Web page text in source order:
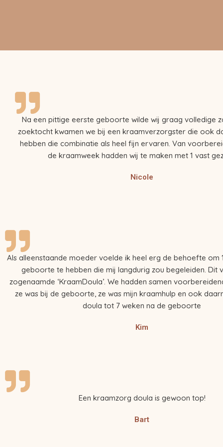
Na een pittige eerste geboorte wilde wij graag volledige
zoektocht kwamen we bij een kraamverzorgster die ook
hebben die combinatie als heel fijn ervaren. Van
de kraamweek hadden wij te maken met 1 vast
Nicole
Als alleenstaande moeder voelde ik heel erg de behoefte om
geboorte te hebben die mij langdurig zou begeleiden. Dit
zogenaamde ‘KraamDoula’. We hadden samen
ze was bij de geboorte, ze was mijn kraamhulp en ook
doula tot 7 weken na de geboorte
Kim
Een kraamzorg doula is gewoon top!
Bart